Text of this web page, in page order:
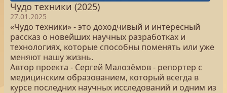
Чудо техники (2025)
27.01.2025
«Чудо техники» - это доходчивый и интересный
рассказ о новейших научных разработках и
технологиях, которые способны поменять или уже
меняют нашу жизнь.
Автор проекта - Сергей Малозёмов - репортер с
медицинским образованием, который всегда в
курсе последних научных исследований и одним из